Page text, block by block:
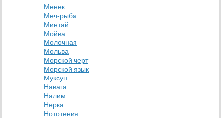
Менек
Меч-рыба
Минтай
Мойва
Молочная
Мольва
Морской черт
Морской язык
Муксун
Навага
Налим
Нерка
Нототения